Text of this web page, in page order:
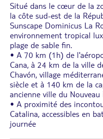
Situé dans le cœur de la
la côte sud-est de la
Sunscape Dominicus La
environnement tropical
plage de sable fin.
• A 70 km (1h) de
Cana, à 24 km de la ville
Chavón, village
siècle et à 140 km de la
ancienne ville du Nouveau
• A proximité des
Catalina, accessibles en
journée